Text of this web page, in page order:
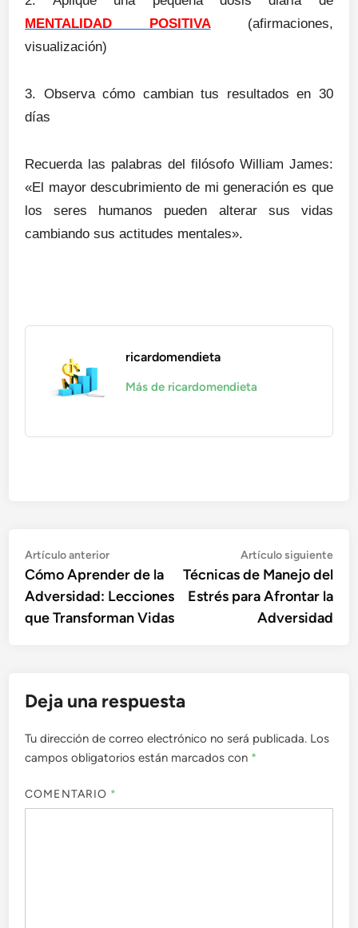
MENTALIDAD POSITIVA(afirmaciones,
visualización)
3. Observa cómo cambian tus resultados en 30
días
Recuerda las palabras del filósofo William James:
«El mayor descubrimiento de mi generación es que
los seres humanos pueden alterar sus vidas
cambiando sus actitudes mentales».
ricardomendieta
Más de ricardomendieta
Navegación
de
entradas
Artículo anteriorArtículo
anterior:
Cómo Aprender de la
Adversidad: Lecciones
que Transforman Vidas
Artículo siguiente
Técnicas de Manejo del
Estrés para Afrontar la
Adversidad
Deja una respuesta
Tu dirección de correo electrónico no será publicada. Los
campos obligatorios están marcados con *
COMENTARIO *